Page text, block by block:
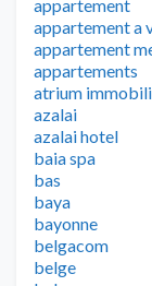
appartement
appartement a
appartement
appartements
atrium
azalai
azalai hotel
baia spa
bas
baya
bayonne
belgacom
belge